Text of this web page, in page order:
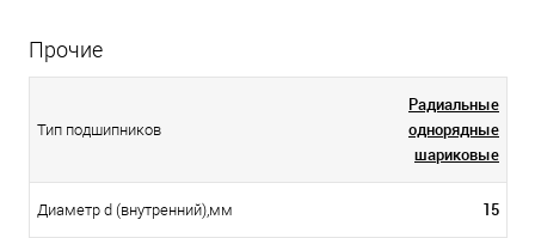
Прочие
Тип подшипников
Радиальные
однорядные
шариковые
Диаметр d (внутренний),мм 15